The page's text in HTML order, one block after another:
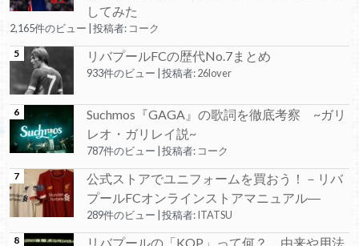
してみた
2,165件のビュー |投稿者: コーク
リバプールFCの歴代No.7まとめ
933件のビュー |投稿者:26lover
Suchmos『GAGA』の歌詞を徹底考察 ~ガリ
レオ・ガリレイ説~
787件のビュー |投稿者: コーク
公式ストアでユニフォームを買おう！－リバ
プールFCオンラインストアマニュアル―
289件のビュー |投稿者:ITATSU
リバプールの「KOP」って何？ 由来や用法